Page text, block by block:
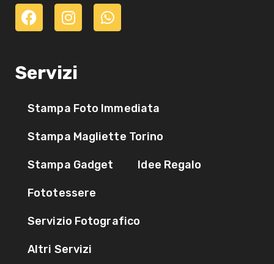
Servizi
Stampa Foto Immediata
Stampa Magliette Torino
Stampa Gadget Idee Regalo
Fototessere
Servizio Fotografico
Altri Servizi